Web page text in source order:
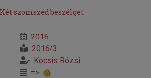
Két szomszéd beszélget
2016
2016/3
Kocsis Rózsi
=>